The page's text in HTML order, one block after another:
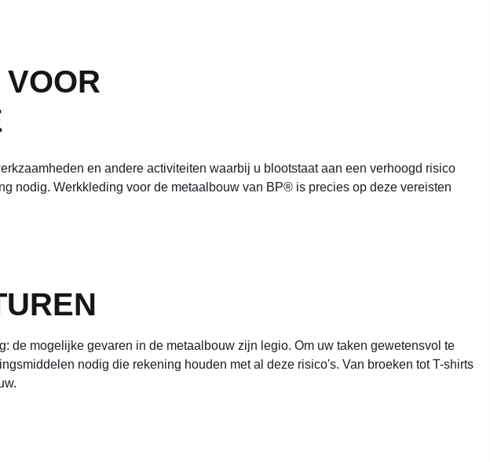
en andere activiteiten waarbij u blootstaat aan een verhoogd risico
nodig. Werkkleding voor de metaalbouw van BP® is precies op deze vereisten
de mogelijke gevaren in de metaalbouw zijn legio. Om uw taken gewetensvol te
nodig die rekening houden met al deze risico's. Van broeken tot T-shirts